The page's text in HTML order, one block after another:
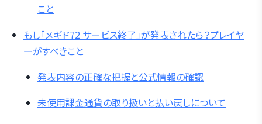
こと
もし「メギド72 サービス終了」が発表されたら？プレイヤ
ーがすべきこと
発表内容の正確な把握と公式情報の確認
未使用課金通貨の取り扱いと払い戻しについて